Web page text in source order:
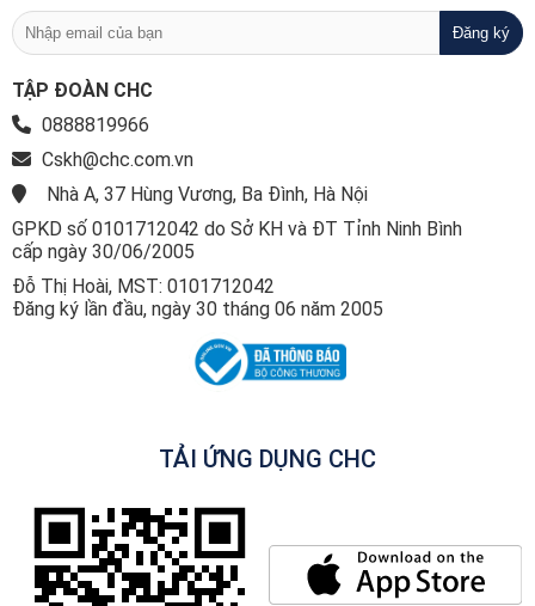
TẬP ĐOÀN CHC
0888819966
Cskh@chc.com.vn
Nhà A, 37 Hùng Vương, Ba Đình, Hà Nội
GPKD số 0101712042 do Sở KH và ĐT Tỉnh Ninh Bình
cấp ngày 30/06/2005
Đỗ Thị Hoài, MST: 0101712042
Đăng ký lần đầu, ngày 30 tháng 06 năm 2005
TẢI ỨNG DỤNG CHC